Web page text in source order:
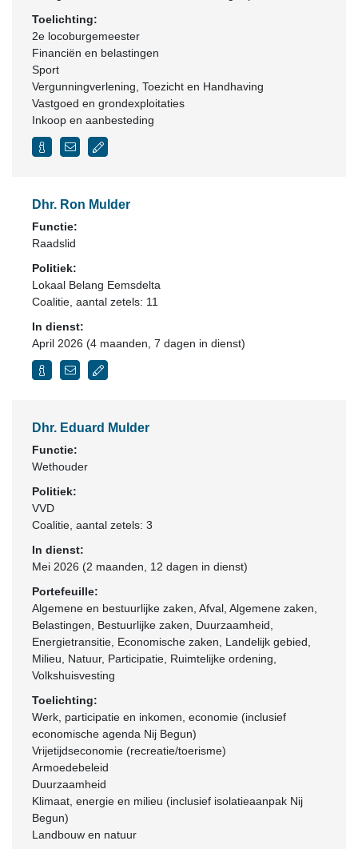
Toelichting:
2e locoburgemeester
Financiën en belastingen
Sport
Vergunningverlening, Toezicht en Handhaving
Vastgoed en grondexploitaties
Inkoop en aanbesteding
Dhr. Ron Mulder
Functie:
Raadslid
Politiek:
Lokaal Belang Eemsdelta
Coalitie , aantal zetels: 11
In dienst:
April 2026 (4 maanden, 7 dagen in dienst)
Dhr. Eduard Mulder
Functie:
Wethouder
Politiek:
VVD
Coalitie , aantal zetels: 3
In dienst:
Mei 2026 (2 maanden, 12 dagen in dienst)
Portefeuille:
Algemene en bestuurlijke zaken, Afval, Algemene zaken,
Belastingen, Bestuurlijke zaken, Duurzaamheid,
Energietransitie, Economische zaken, Landelijk gebied,
Milieu, Natuur, Participatie, Ruimtelijke ordening,
Volkshuisvesting
Toelichting:
Werk, participatie en inkomen, economie (inclusief
economische agenda Nij Begun)
Vrijetijdseconomie (recreatie/toerisme)
Armoedebeleid
Duurzaamheid
Klimaat, energie en milieu (inclusief isolatieaanpak Nij
Begun)
Landbouw en natuur